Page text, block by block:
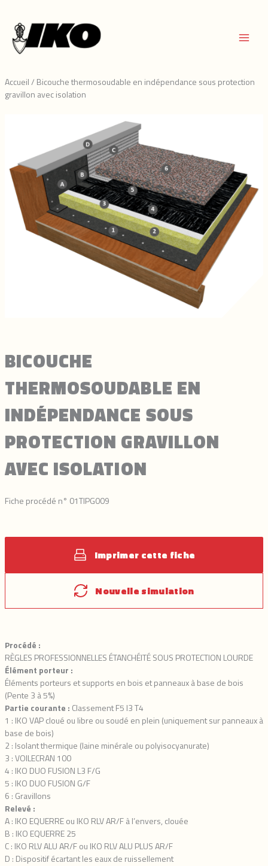
contenu
Accueil/ Bicouche thermosoudable en indépendance sous protection
gravillon avec isolation
BICOUCHE
THERMOSOUDABLE EN
INDÉPENDANCE SOUS
PROTECTION GRAVILLON
AVEC ISOLATION
Fiche procédé n° 01TIPG009
Imprimer cette fiche
Nouvelle simulation
Procédé :
RÈGLES PROFESSIONNELLES ÉTANCHÉITÉ SOUS PROTECTION LOURDE
Élément porteur :
Éléments porteurs et supports en bois et panneaux à base de bois
(Pente 3 à 5%)
Partie courante : Classement F5 I3 T4
1 : IKO VAP cloué ou libre ou soudé en plein (uniquement sur panneaux à
base de bois)
2 : Isolant thermique (laine minérale ou polyisocyanurate)
3 : VOILECRAN 100
4 : IKO DUO FUSION L3 F/G
5 : IKO DUO FUSION G/F
6 : Gravillons
Relevé :
A : IKO EQUERRE ou IKO RLV AR/F à l’envers, clouée
B : IKO EQUERRE 25
C : IKO RLV ALU AR/F ou IKO RLV ALU PLUS AR/F
D : Dispositif écartant les eaux de ruissellement